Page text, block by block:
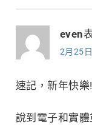
even
2月25
速記，新年快樂
說到電子和實